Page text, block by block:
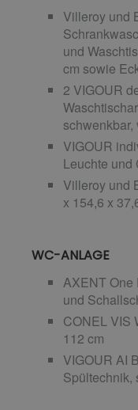
Villeroy und
und
cm sowie
2 VIGOUR
schwenkbar,
VIGOUR
Leuchte und
Villeroy und
x 154,6 x
WC-ANLAGE
AXENT One
und
CONEL VIS
112 cm
VIGOUR AI
Spültechnik,